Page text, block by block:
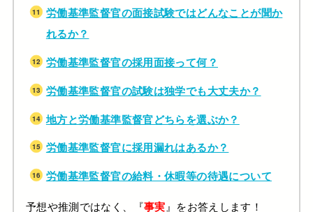
労働基準監督官の面接試験ではどんなことが聞か
れるか？
労働基準監督官の採用面接って何？
労働基準監督官の試験は独学でも大丈夫か？
地方と労働基準監督官どちらを選ぶか？
労働基準監督官に採用漏れはあるか？
労働基準監督官の給料・休暇等の待遇について
予想や推測ではなく、『事実 』をお答えします！